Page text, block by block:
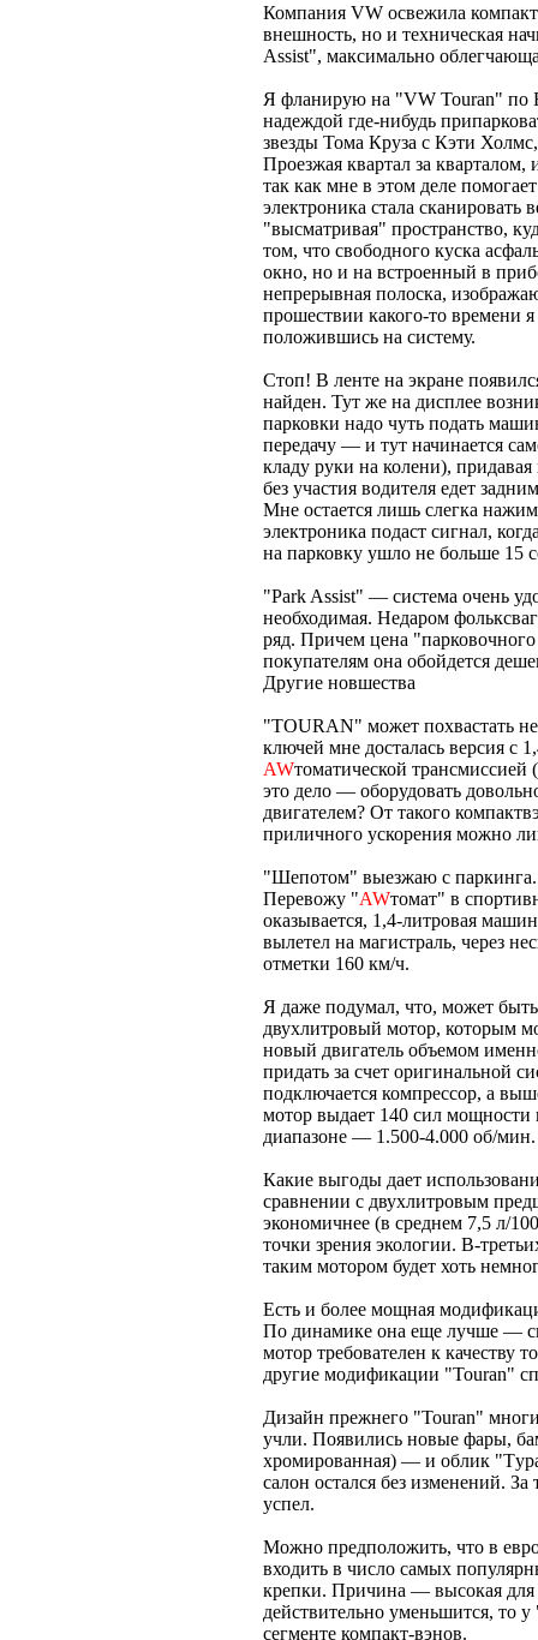
Компания VW освежила
внешность, но и техническая
Assist", максимально
Я фланирую на "VW Touran" по
надеждой где-нибудь
звезды Тома Круза с Кэти
Проезжая квартал за
так как мне в этом деле
электроника стала
"высматривая" пространство,
том, что свободного куска
окно, но и на встроенный в
непрерывная полоска,
прошествии какого-то времени
положившись на систему.
Стоп! В ленте на экране
найден. Тут же на дисплее
парковки надо чуть подать
передачу — и тут начинается
кладу руки на колени),
без участия водителя едет
Мне остается лишь слегка
электроника подаст сигнал,
на парковку ушло не больше 15
"Park Assist" — система очень
необходимая. Недаром
ряд. Причем цена
покупателям она обойдется
Другие новшества
"TOURAN" может похвастать не
ключей мне досталась версия с
AWтоматической
это дело — оборудовать
двигателем? От такого
приличного ускорения можно
"Шепотом" выезжаю с
Перевожу "AWтомат" в
оказывается, 1,4-литровая
вылетел на магистраль, через
отметки 160 км/ч.
Я даже подумал, что, может
двухлитровый мотор, которым
новый двигатель объемом
придать за счет оригинальной
подключается компрессор, а
мотор выдает 140 сил
диапазоне — 1.500-4.000 об/
Какие выгоды дает
сравнении с двухлитровым
экономичнее (в среднем 7,5 л/
точки зрения экологии. В-
таким мотором будет хоть
Есть и более мощная
По динамике она еще лучше —
мотор требователен к качеству
другие модификации "Touran"
Дизайн прежнего "Touran"
учли. Появились новые фары,
хромированная) — и облик
салон остался без изменений.
успел.
Можно предположить, что в
входить в число самых
крепки. Причина — высокая для
действительно уменьшится, то
сегменте компакт-вэнов.